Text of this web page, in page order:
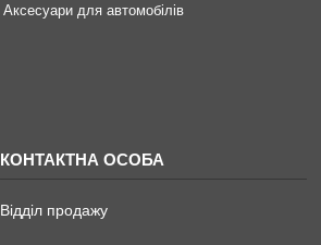
Аксесуари для автомобілів
Відділ продажу